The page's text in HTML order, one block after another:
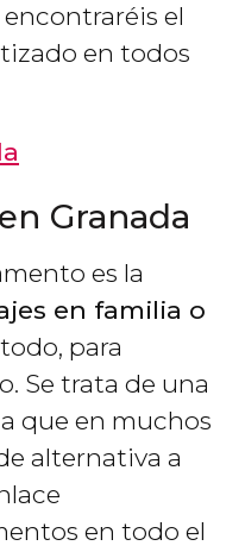
el
en todos
Granada
es la
en familia o
para
Se trata de una
que en muchos
alternativa a
en todo el